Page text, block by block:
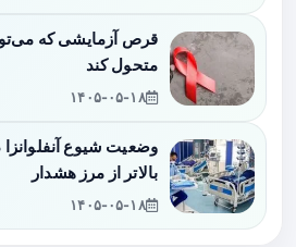
متحول کند
۱۴۰۵-۰۵-۱۸
وضعیت شیوع
بالاتر از مرز هشدار
۱۴۰۵-۰۵-۱۸